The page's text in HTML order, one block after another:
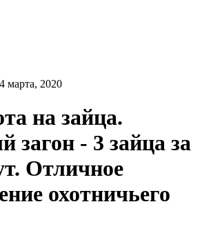
4 марта, 2020
на зайца.
загон - 3 зайца за
Отличное
охотничьего